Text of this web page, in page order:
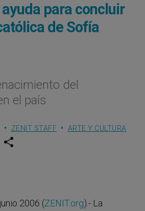
para concluir
de Sofía
del
el país
ZENIT STAFF ARTE Y CULTURA
w
2006 (ZENIT.org).- La